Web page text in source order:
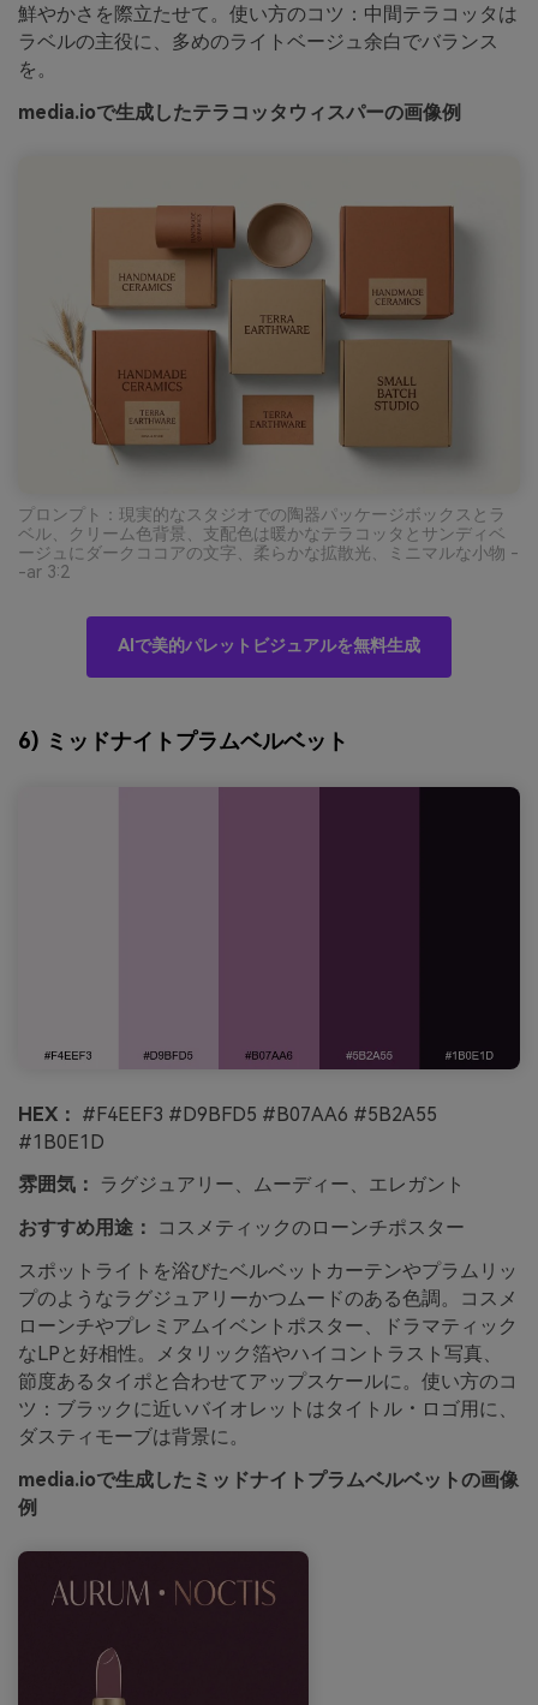
鮮やかさを際立たせて。使い方のコツ：中間テラコッタは
ラベルの主役に、多めのライトベージュ余白でバランス
を。
media.ioで生成したテラコッタウィスパーの画像例
プロンプト：現実的なスタジオでの陶器パッケージボックスとラ
ベル、クリーム色背景、支配色は暖かなテラコッタとサンディベ
ージュにダークココアの文字、柔らかな拡散光、ミニマルな小物 -
-ar 3:2
AIで美的パレットビジュアルを無料生成
6) ミッドナイトプラムベルベット
HEX： #F4EEF3 #D9BFD5 #B07AA6 #5B2A55
#1B0E1D
雰囲気：
ラグジュアリー、ムーディー、エレガント
おすすめ用途：
コスメティックのローンチポスター
スポットライトを浴びたベルベットカーテンやプラムリッ
プのようなラグジュアリーかつムードのある色調。コスメ
ローンチやプレミアムイベントポスター、ドラマティック
なLPと好相性。メタリック箔やハイコントラスト写真、
節度あるタイポと合わせてアップスケールに。使い方のコ
ツ：ブラックに近いバイオレットはタイトル・ロゴ用に、
ダスティモーブは背景に。
media.ioで生成したミッドナイトプラムベルベットの画像
例